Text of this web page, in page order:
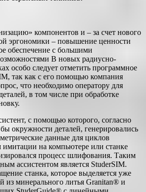
компонентов и – за счет нового
эргономики – повышение ценности
обеспечение с большими
В новых радиусно-
особо следует отметить программное
так как с его помощью компания
что необходимо оператору для
в том числе при обработке
с помощью которого, согласно
окружности деталей, генерировались
данные для циклов
на компьютере или станке
процесс шлифования. Таким
ассистентом является StuderSIM.
станка, которое выделяется уже
из минерального литья Granitan® и